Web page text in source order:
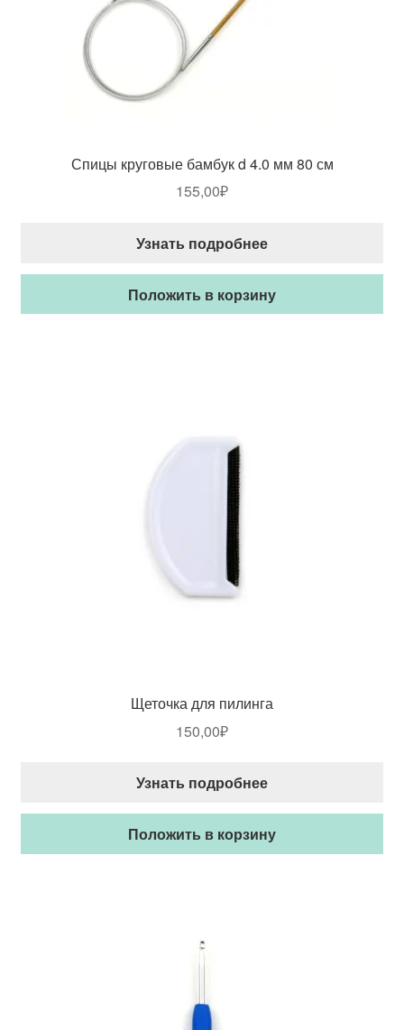
Спицы круговые бамбук d 4.0 мм 80 см
155,00₽
Узнать подробнее
Положить в корзину
Щеточка для пилинга
150,00₽
Узнать подробнее
Положить в корзину